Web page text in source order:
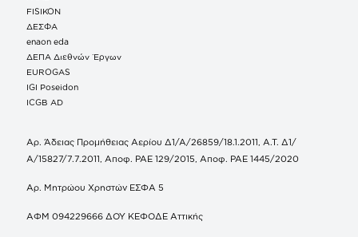
FISIKON
ΔΕΣΦΑ
enaon eda
ΔΕΠΑ Διεθνών Έργων
EUROGAS
IGI Poseidon
ICGB AD
Αρ. Άδειας Προμήθειας Αερίου Δ1/Α/26859/18.1.2011, Α.Τ. Δ1/
Α/15827/7.7.2011, Αποφ. ΡΑΕ 129/2015, Αποφ. ΡΑΕ 1445/2020
Αρ. Μητρώου Χρηστών ΕΣΦΑ 5
ΑΦΜ 094229666 ΔΟΥ ΚΕΦΟΔΕ Αττικής